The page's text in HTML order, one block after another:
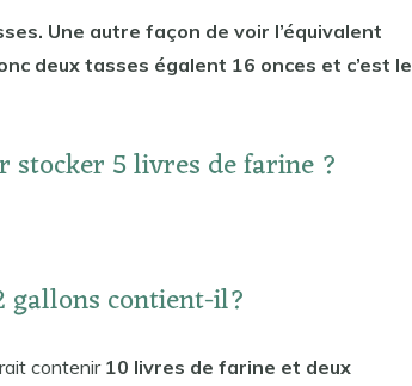
Une autre façon de voir l’équivalent
deux tasses égalent 16 onces et c’est le
stocker 5 livres de farine ?
gallons contient-il?
contenir 10 livres de farine et deux